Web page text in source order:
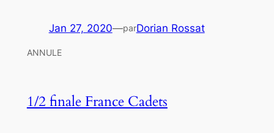
Jan 27, 2020—parDorian Rossat
ANNULE
1/2 finale France Cadets